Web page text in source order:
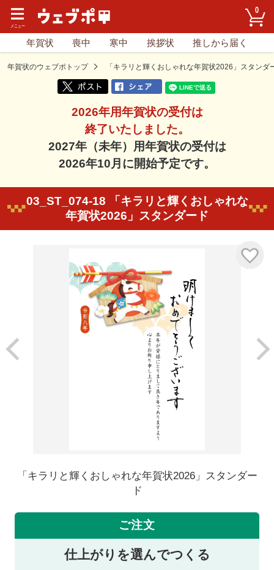
0
年賀状 喪中 寒中 挨拶状 推しから届く
年賀状のウェブポトップ 「キラリと輝くおしゃれな年賀状2026」スタンダ
2026年用年賀状の受付は
終了いたしました。
2027年（未年）用年賀状の受付は
2026年10月に開始予定です。
03_ST_074-18 「キラリと輝くおしゃれな
年賀状2026」スタンダード
「キラリと輝くおしゃれな年賀状2026」スタンダー
ド
ご注文
仕上がりを選んでつくる